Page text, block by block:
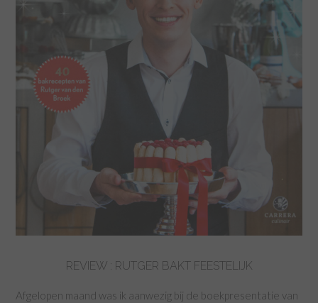
REVIEW : RUTGER BAKT FEESTELIJK
Afgelopen maand was ik aanwezig bij de boekpresentatie van